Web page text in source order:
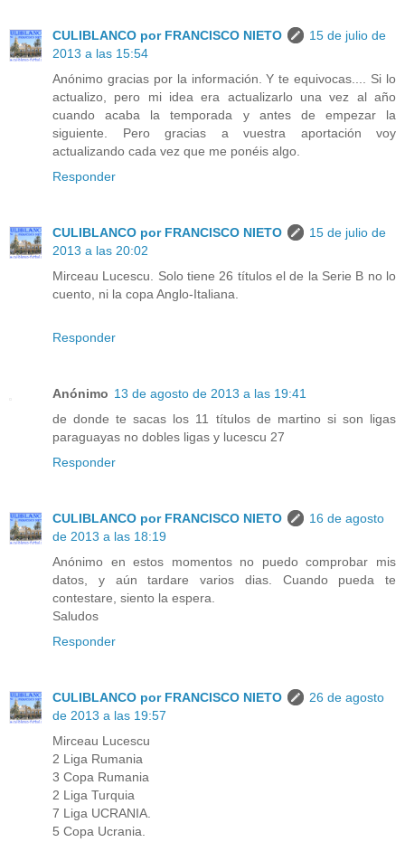
CULIBLANCO por FRANCISCO NIETO
15 de julio de
2013 a las 15:54
Anónimo gracias por la información. Y te equivocas.... Si lo
actualizo, pero mi idea era actualizarlo una vez al año
cuando acaba la temporada y antes de empezar la
siguiente. Pero gracias a vuestra aportación voy
actualizando cada vez que me ponéis algo.
Responder
CULIBLANCO por FRANCISCO NIETO
15 de julio de
2013 a las 20:02
Mirceau Lucescu. Solo tiene 26 títulos el de la Serie B no lo
cuento, ni la copa Anglo-Italiana.
Responder
Anónimo 13 de agosto de 2013 a las 19:41
de donde te sacas los 11 títulos de martino si son ligas
paraguayas no dobles ligas y lucescu 27
Responder
CULIBLANCO por FRANCISCO NIETO
16 de agosto
de 2013 a las 18:19
Anónimo en estos momentos no puedo comprobar mis
datos, y aún tardare varios dias. Cuando pueda te
contestare, siento la espera.
Saludos
Responder
CULIBLANCO por FRANCISCO NIETO
26 de agosto
de 2013 a las 19:57
Mirceau Lucescu
2 Liga Rumania
3 Copa Rumania
2 Liga Turquia
7 Liga UCRANIA.
5 Copa Ucrania.